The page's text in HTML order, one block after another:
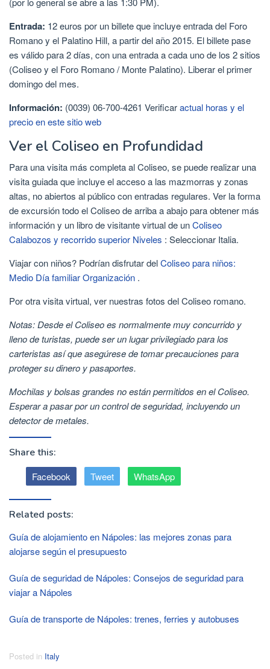
Entrada: 12 euros por un billete que incluye entrada del Foro
Romano y el Palatino Hill, a partir del año 2015. El billete pase
es válido para 2 días, con una entrada a cada uno de los 2 sitios
(Coliseo y el Foro Romano / Monte Palatino). Liberar el primer
domingo del mes.
Información: (0039) 06-700-4261 Verificaractual horas y el
precio en este sitio web
Ver el Coliseo en Profundidad
Para una visita más completa al Coliseo, se puede realizar una
visita guiada que incluye el acceso a las mazmorras y zonas
altas, no abiertos al público con entradas regulares. Ver la forma
de excursión todo el Coliseo de arriba a abajo para obtener más
información y un libro de visitante virtual de unColiseo
Calabozos y recorrido superior Niveles : Seleccionar Italia.
Viajar con niños? Podrían disfrutar delColiseo para niños:
Medio Día familiar Organización .
Por otra visita virtual, ver nuestras fotos del Coliseo romano.
Notas: Desde el Coliseo es normalmente muy concurrido y
lleno de turistas, puede ser un lugar privilegiado para los
carteristas así que asegúrese de tomar precauciones para
proteger su dinero y pasaportes.
Mochilas y bolsas grandes no están permitidos en el Coliseo.
Esperar a pasar por un control de seguridad, incluyendo un
detector de metales.
Share this:
Facebook Tweet WhatsApp
Related posts:
Guía de alojamiento en Nápoles: las mejores zonas para
alojarse según el presupuesto
Guía de seguridad de Nápoles: Consejos de seguridad para
viajar a Nápoles
Guía de transporte de Nápoles: trenes, ferries y autobuses
Posted in Italy